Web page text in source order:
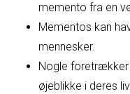
memento fra en
Mementos kan
mennesker.
Nogle
øjeblikke i deres